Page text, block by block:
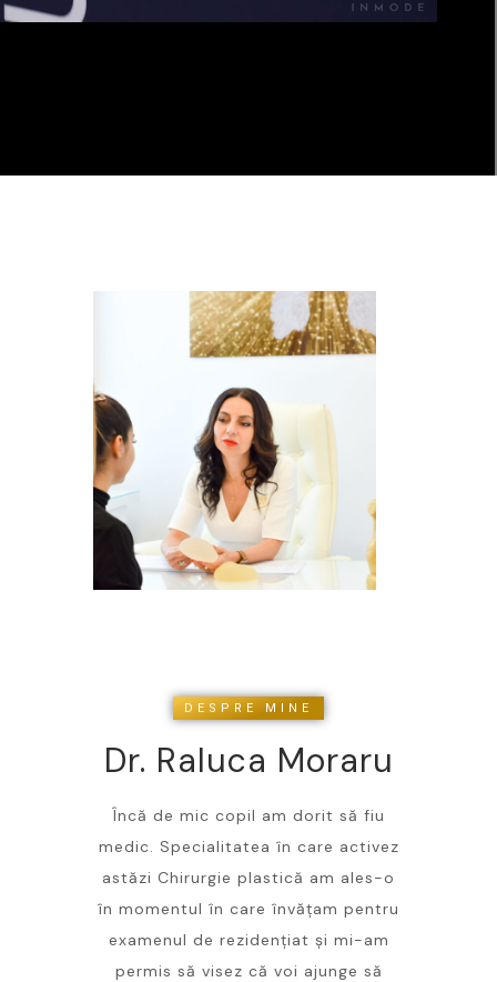
DESPRE MINE
Dr. Raluca Moraru
Încă de mic copil am dorit să fiu
medic. Specialitatea în care activez
astăzi Chirurgie plastică am ales-o
în momentul în care învățam pentru
examenul de rezidențiat și mi-am
permis să visez că voi ajunge să